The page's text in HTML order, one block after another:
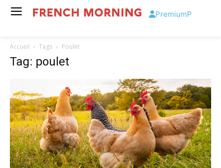
PremiumP
Accueil Tags Poulet
Tag: poulet